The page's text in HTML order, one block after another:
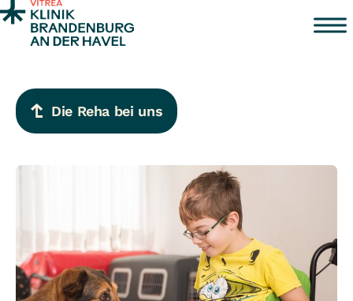
Zum Inhalt springen
Die Reha bei uns